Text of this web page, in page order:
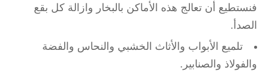
فنستطيع أن تعالج هذه الأماكن بالبخار وازالة كل بقع
الصدأ.
تلميع الأبواب والأثاث الخشبي والنحاس والفضة
والفولاذ والصنابير.